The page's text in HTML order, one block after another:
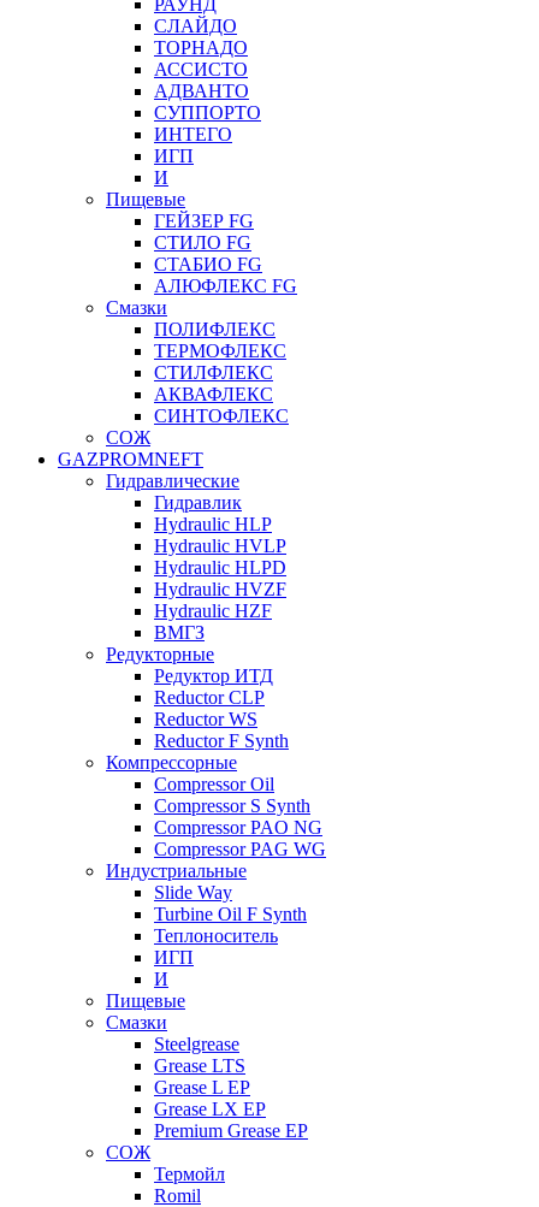
РАУНД
СЛАЙДО
ТОРНАДО
АССИСТО
АДВАНТО
СУППОРТО
ИНТЕГО
ИГП
И
Пищевые
ГЕЙЗЕР FG
СТИЛО FG
СТАБИО FG
АЛЮФЛЕКС FG
Смазки
ПОЛИФЛЕКС
ТЕРМОФЛЕКС
СТИЛФЛЕКС
АКВАФЛЕКС
СИНТОФЛЕКС
СОЖ
GAZPROMNEFT
Гидравлические
Гидравлик
Hydraulic HLP
Hydraulic HVLP
Hydraulic HLPD
Hydraulic HVZF
Hydraulic HZF
ВМГЗ
Редукторные
Редуктор ИТД
Reductor CLP
Reductor WS
Reductor F Synth
Компрессорные
Compressor Oil
Compressor S Synth
Compressor PAO NG
Compressor PAG WG
Индустриальные
Slide Way
Turbine Oil F Synth
Теплоноситель
ИГП
И
Пищевые
Смазки
Steelgrease
Grease LTS
Grease L EP
Grease LX EP
Premium Grease EP
СОЖ
Термойл
Romil